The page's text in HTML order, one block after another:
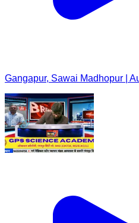
Gangapur, Sawai Madhopur |